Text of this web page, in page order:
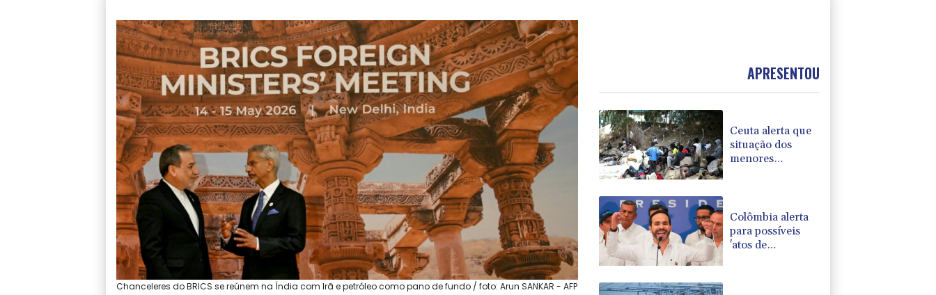
Chanceleres do BRICS se reúnem na Índia com Irã e petróleo como pano de fundo / foto: Arun SANKAR - AFP
APRESENTOU
Ceuta alerta que
situação dos
menores
Colômbia alerta
para possíveis
'atos de